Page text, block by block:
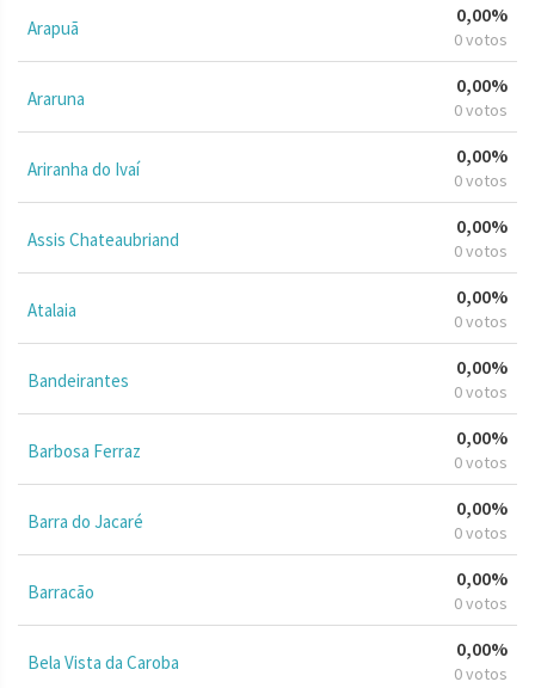
Arapuã
0,00%
0 votos
Araruna
0,00%
0 votos
Ariranha do Ivaí
0,00%
0 votos
Assis Chateaubriand
0,00%
0 votos
Atalaia
0,00%
0 votos
Bandeirantes
0,00%
0 votos
Barbosa Ferraz
0,00%
0 votos
Barra do Jacaré
0,00%
0 votos
Barracão
0,00%
0 votos
Bela Vista da Caroba
0,00%
0 votos